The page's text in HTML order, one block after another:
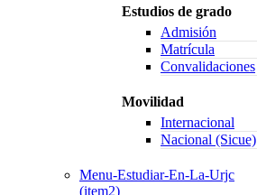
Estudios de grado
Admisión
Matrícula
Convalidaciones
Movilidad
Internacional
Nacional (Sicue)
Menu-Estudiar-En-La-Urjc
(item2)